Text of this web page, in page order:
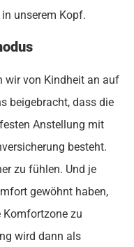
unserem Kopf.
wir von Kindheit an auf
beigebracht, dass die
Anstellung mit
besteht.
zu fühlen. Und je
gewöhnt haben,
Komfortzone zu
wird dann als